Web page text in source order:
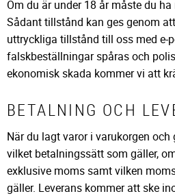
Om du är under 18 år måste du
Sådant tillstånd kan ges genom
uttryckliga tillstånd till oss med e-
falskbeställningar spåras och
ekonomisk skada kommer vi att
BETALNING OCH
När du lagt varor i varukorgen
vilket betalningssätt som gäller,
exklusive moms samt vilken
gäller. Leverans kommer att ske